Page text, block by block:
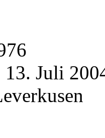
13. Juli